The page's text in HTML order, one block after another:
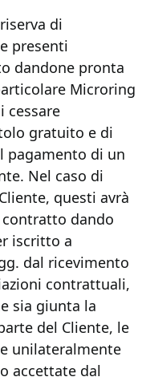
di
presenti
dandone pronta
Microring
cessare
gratuito e di
pagamento di un
Nel caso di
questi avrà
dando
iscritto a
dal ricevimento
contrattuali,
sia giunta la
del Cliente, le
unilateralmente
accettate dal